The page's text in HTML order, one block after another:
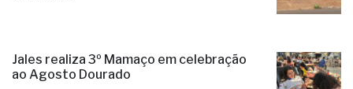
Jales realiza 3º Mamaço em celebração
ao Agosto Dourado